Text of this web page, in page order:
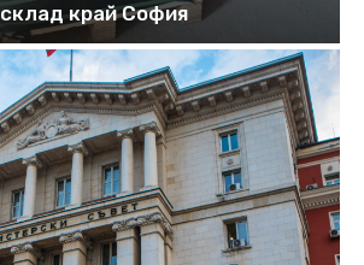
склад край София